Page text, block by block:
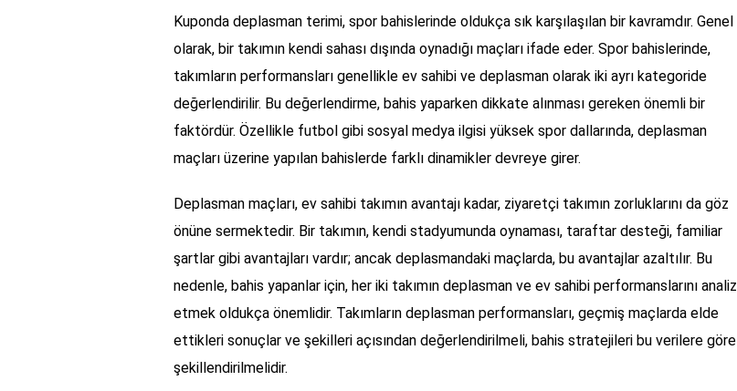
Kuponda deplasman terimi, spor bahislerinde oldukça sık karşılaşılan bir kavramdır. Genel
olarak, bir takımın kendi sahası dışında oynadığı maçları ifade eder. Spor bahislerinde,
takımların performansları genellikle ev sahibi ve deplasman olarak iki ayrı kategoride
değerlendirilir. Bu değerlendirme, bahis yaparken dikkate alınması gereken önemli bir
faktördür. Özellikle futbol gibi sosyal medya ilgisi yüksek spor dallarında, deplasman
maçları üzerine yapılan bahislerde farklı dinamikler devreye girer.
Deplasman maçları, ev sahibi takımın avantajı kadar, ziyaretçi takımın zorluklarını da göz
önüne sermektedir. Bir takımın, kendi stadyumunda oynaması, taraftar desteği, familiar
şartlar gibi avantajları vardır; ancak deplasmandaki maçlarda, bu avantajlar azaltılır. Bu
nedenle, bahis yapanlar için, her iki takımın deplasman ve ev sahibi performanslarını analiz
etmek oldukça önemlidir. Takımların deplasman performansları, geçmiş maçlarda elde
ettikleri sonuçlar ve şekilleri açısından değerlendirilmeli, bahis stratejileri bu verilere göre
şekillendirilmelidir.